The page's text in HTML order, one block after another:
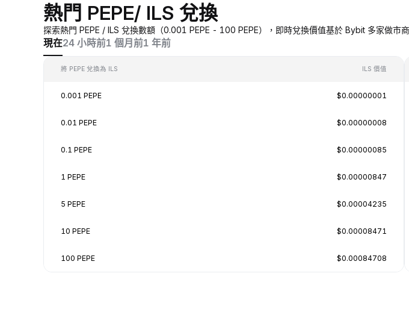
熱門 PEPE/ ILS 兌換
探索熱門 PEPE / ILS 兌換數額（0.001 PEPE - 100 PEPE），即時兌換價值基於 Bybit 多家做市
現在24 小時前1 個月前1 年前
將 PEPE 兌換為 ILS ILS 價值
0.001 PEPE $0.00000001
0.01 PEPE $0.00000008
0.1 PEPE $0.00000085
1 PEPE $0.00000847
5 PEPE $0.00004235
10 PEPE $0.00008471
100 PEPE $0.00084708